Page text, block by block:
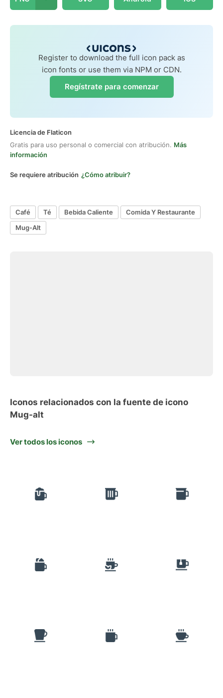
Register to download the full icon pack as
icon fonts or use them via NPM or CDN.
Regístrate para comenzar
Licencia de Flaticon
Gratis para uso personal o comercial con atribución. Más
información
Se requiere atribución ¿Cómo atribuir?
Café Té Bebida Caliente
Comida Y Restaurante
Mug-Alt
Iconos relacionados con la fuente de icono
Mug-alt
Ver todos los iconos